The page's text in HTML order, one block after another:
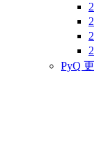
PyQ